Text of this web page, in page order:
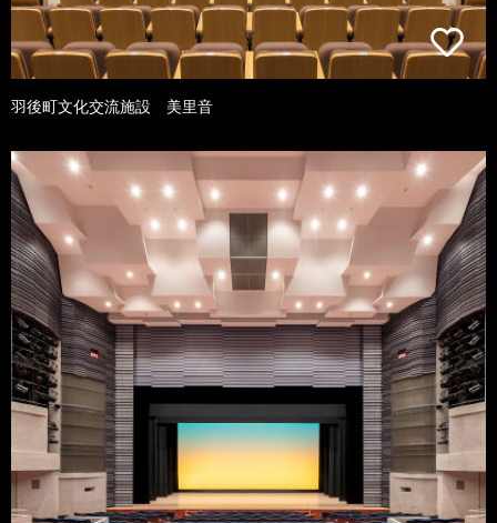
羽後町文化交流施設 美里音